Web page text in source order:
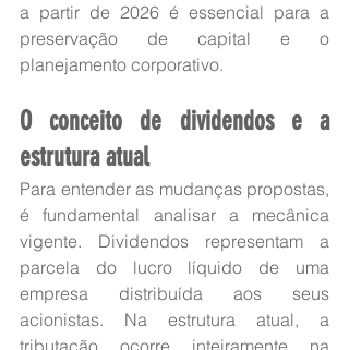
a partir de 2026 é essencial para a
preservação de capital e o
planejamento corporativo.
O conceito de dividendos e a
estrutura atual
Para entender as mudanças propostas,
é fundamental analisar a mecânica
vigente. Dividendos representam a
parcela do lucro líquido de uma
empresa distribuída aos seus
acionistas. Na estrutura atual, a